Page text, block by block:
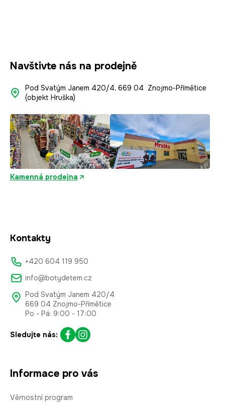
Navštivte nás na prodejně
Pod Svatým Janem 420/4, 669 04 Znojmo-Přímětice
(objekt Hruška)
Kamenná prodejna
Kontakty
+420 604 119 950
info@botydetem.cz
Pod Svatým Janem 420/4
669 04 Znojmo-Přímětice
Po - Pá: 9:00 - 17:00
Sledujte nás:
Informace pro vás
Věrnostní program